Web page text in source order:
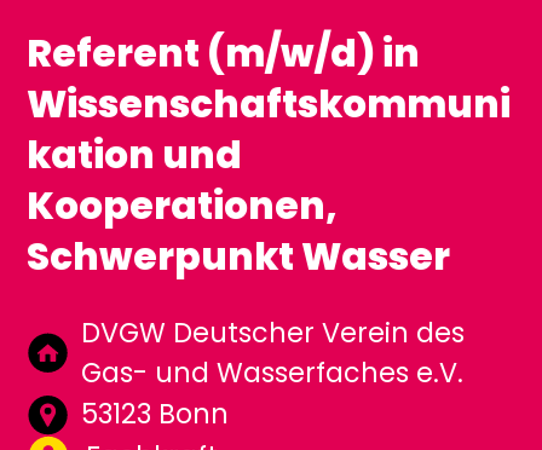
Referent (m/w/d) in
Wissenschaftskommuni
kation und
Kooperationen,
Schwerpunkt Wasser
DVGW Deutscher Verein des
Gas- und Wasserfaches e.V.
53123 Bonn